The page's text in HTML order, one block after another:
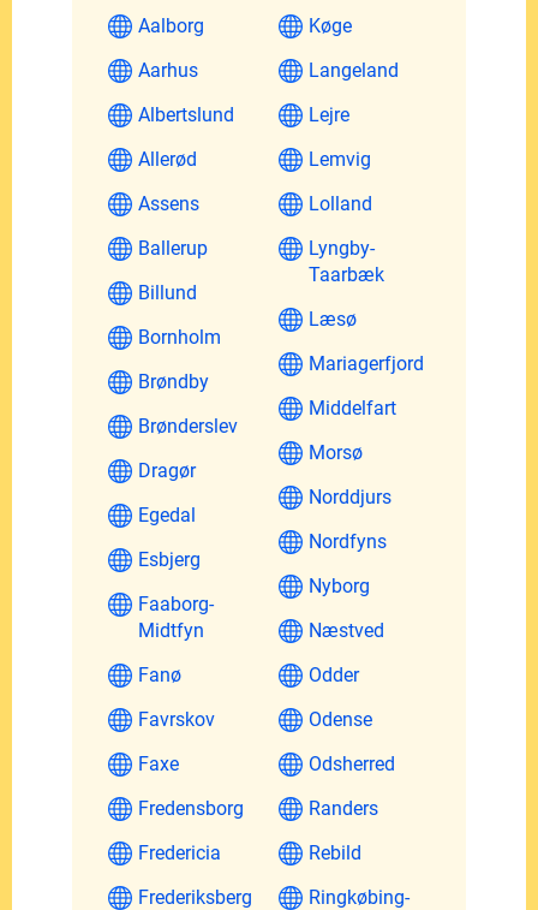
Aalborg
Aarhus
Albertslund
Allerød
Assens
Ballerup
Billund
Bornholm
Brøndby
Brønderslev
Dragør
Egedal
Esbjerg
Faaborg-
Midtfyn
Fanø
Favrskov
Faxe
Fredensborg
Fredericia
Frederiksberg
Køge
Langeland
Lejre
Lemvig
Lolland
Lyngby-
Taarbæk
Læsø
Mariagerfjord
Middelfart
Morsø
Norddjurs
Nordfyns
Nyborg
Næstved
Odder
Odense
Odsherred
Randers
Rebild
Ringkøbing-